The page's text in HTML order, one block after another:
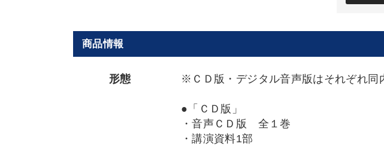
商品情報
形態 ※ＣＤ版・デジタル音声版はそれぞれ同
●「ＣＤ版」
・音声ＣＤ版 全１巻
・講演資料1部